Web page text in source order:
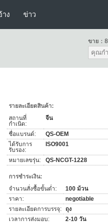
ง ข่าว
ขาย：
รายละเอียดสินค้า:
สถานที่
กำเนิด:
จีน
ชื่อแบรนด์:
QS-OEM
ได้รับการ
รับรอง:
ISO9001
หมายเลขรุ่น: QS-NCGT-1228
การชำระเงิน:
จำนวนสั่งซื้อขั้นต่ำ:
100 ม้วน
ราคา:
negotiable
รายละเอียดการบรรจุ: ถุง
เวลาการส่งมอบ:
2-10 วัน